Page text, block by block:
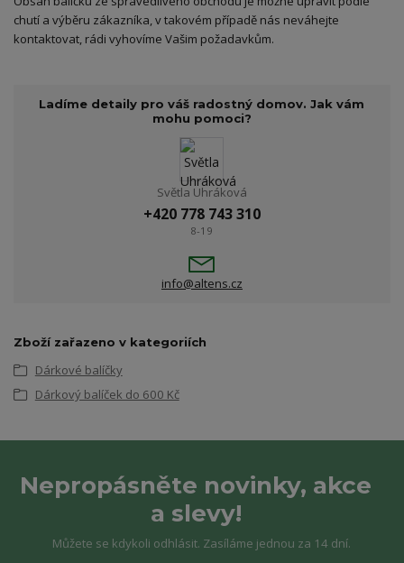
chutí a výběru zákazníka, v takovém případě nás neváhejte
kontaktovat, rádi vyhovíme Vašim požadavkům.
Ladíme detaily pro váš radostný domov. Jak vám
mohu pomoci?
Světla Uhráková
+420 778 743 310
8-19
info@altens.cz
Zboží zařazeno v kategoriích
Dárkové balíčky
Dárkový balíček do 600 Kč
Nepropásněte novinky, akce
a slevy!
Můžete se kdykoli odhlásit. Zasíláme jednou za 14 dní.